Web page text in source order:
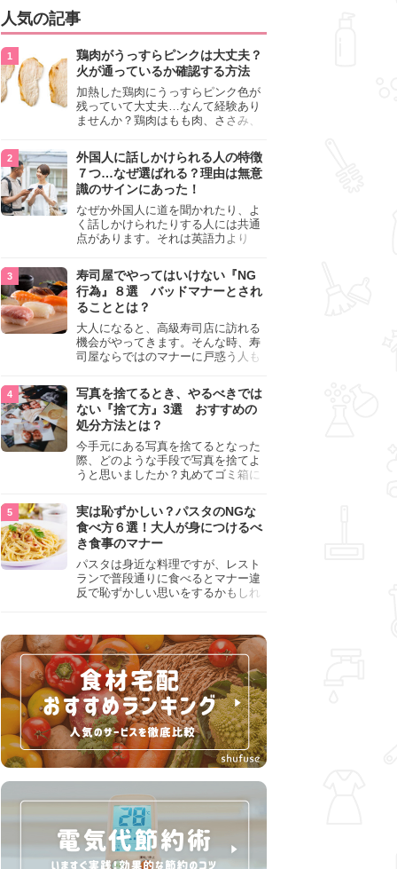
人気の記事
鶏肉がうっすらピンクは大丈夫？
火が通っているか確認する方法
加熱した鶏肉にうっすらピンク色が
残っていて大丈夫…なんて経験あり
ませんか？鶏肉はもも肉、ささみ、
わいが異なり、いろいろと楽しめる
料理ですが、鶏肉は加熱した後でも
うっすらピンク色の部分が大丈夫な
のと気になるときがあります。この
記事では生焼けか火が通っているの
かを確認する方法や、鶏肉を調理す
るときの注意点を紹介しますので、
参考にしてみてくださいね。
外国人に話しかけられる人の特徴
７つ…なぜ選ばれる？理由は無意
識のサインにあった！
なぜか外国人に道を聞かれたり、よ
く話しかけられたりする人には共通
点があります。それは英語力より
けても大丈夫」というサインが関係
しています。よく選ばれる人の特徴
や、英語が苦手でも焦らない対処
法、自分を守るための注意点を詳し
く解説します。
寿司屋でやってはいけない『NG
行為』８選 バッドマナーとされ
ることとは？
大人になると、高級寿司店に訪れる
機会がやってきます。そんな時、寿
司屋ならではのマナーに戸惑う人も
らためて寿司屋でやってはいけない
『NG行為』をチェックしましょう。
写真を捨てるとき、やるべきでは
ない『捨て方』3選 おすすめの
処分方法とは？
今手元にある写真を捨てるとなった
際、どのような手段で写真を捨てよ
うと思いましたか？丸めてゴミ箱に
真は個人情報が詰まっているので、
ただ丸めただけの状態で捨ててしま
うのは危険です。写真にすべきでは
ない捨て方をまとめているので、ぜ
ひチェックしておきましょう。
実は恥ずかしい？パスタのNGな
食べ方６選！大人が身につけるべ
き食事のマナー
パスタは身近な料理ですが、レスト
ランで普段通りに食べるとマナー違
反で恥ずかしい思いをするかもしれ
して、正しい食べ方を確認しましょ
う。大人の嗜みとして知っておきた
い新常識を解説します。